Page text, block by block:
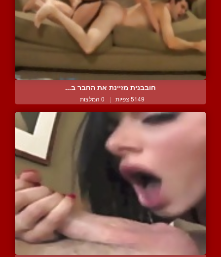
חובבנית מזיינת את החבר ב...
5149 צפיות | 0 המלצות